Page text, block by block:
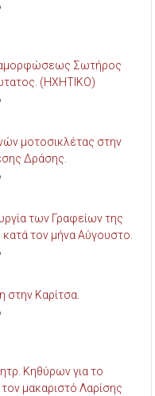
Σωτήρος
(ΗΧΗΤΙΚΟ)
μοτοσικλέτας στην
Δράσης.
των Γραφείων της
τον μήνα Αύγουστο.
στην Καρίτσα.
Κηθύρων για το
τον μακαριστό Λαρίσης